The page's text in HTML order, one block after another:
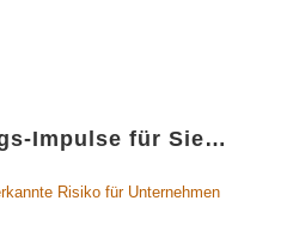
Impulse für Sie…